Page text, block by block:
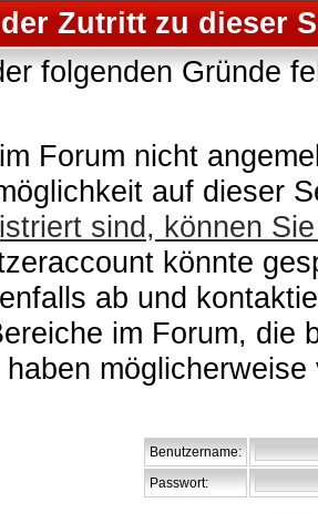
Zutritt zu dieser
folgenden Gründe
Forum nicht
auf dieser
sind, können
könnte
ab und
im Forum, die
Benutzername:
Passwort: